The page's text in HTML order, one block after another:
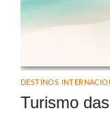
DESTINOS
Turismo